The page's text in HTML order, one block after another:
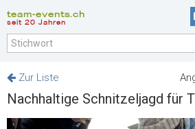
team-events.ch
seit 20 Jahren
Zur Liste
Nachhaltige Schnitzeljagd für